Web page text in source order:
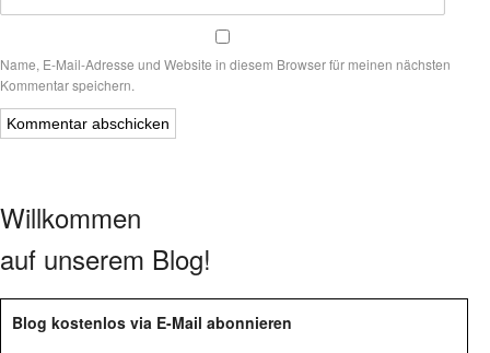
Name, E-Mail-Adresse und Website in diesem Browser für meinen nächsten
Kommentar speichern.
Willkommen
auf unserem Blog!
Blog kostenlos via E-Mail abonnieren